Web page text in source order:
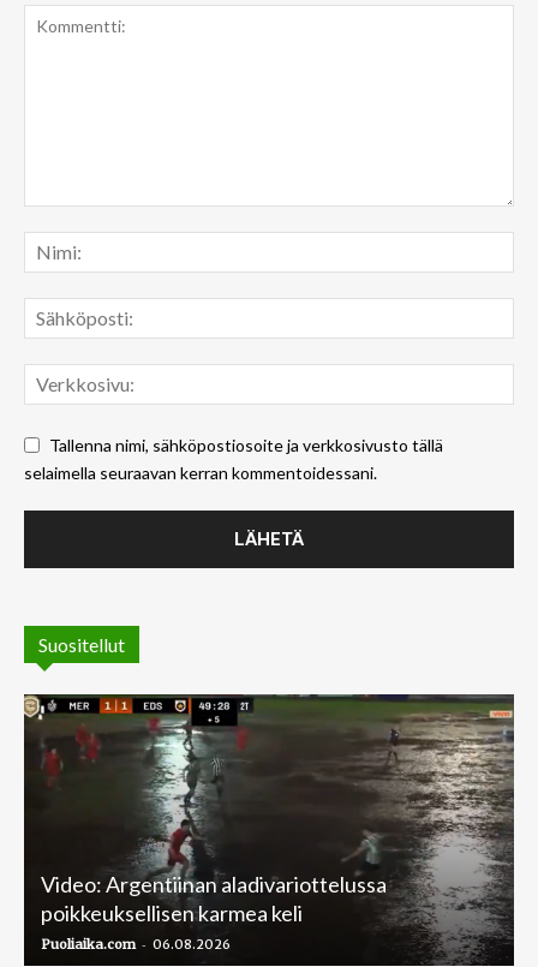
Tallenna nimi, sähköpostiosoite ja verkkosivusto tällä
selaimella seuraavan kerran kommentoidessani.
Suositellut
Video: Argentiinan aladivariottelussa
poikkeuksellisen karmea keli
Puoliaika.com - 06.08.2026